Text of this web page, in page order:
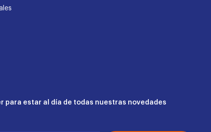
para estar al día de todas nuestras novedades